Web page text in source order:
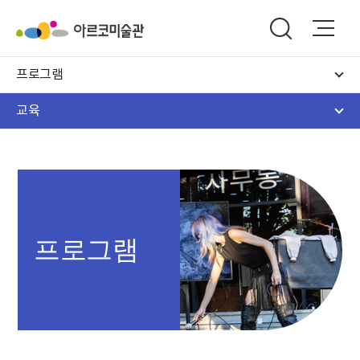
프로그램
교육
프로그램